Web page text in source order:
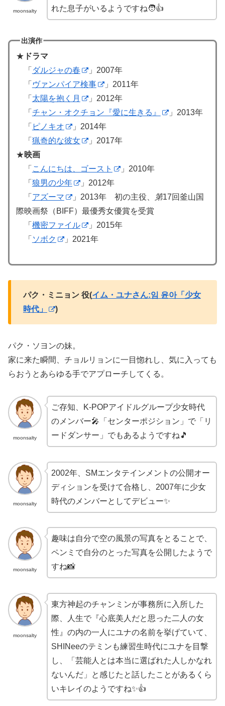
moonsalty れた息子がいるようですね🧑👍
出演作
★ ドラマ
「 ダルジャの春
」2007年
「 ヴァンパイア検事
」2011年
「 太陽を抱く月
」2012年
「 チャン・オクチョン『愛に生きる』
」2013年
「 ピノキオ
」2014年
「 猟奇的な彼女
」2017年
★映画
「 こんにちは、ゴースト
」2010年
「 狼男の少年
」2012年
「 アズーマ 」2013年 初の主役、 第17回釜山国
際映画祭（BIFF）最優秀女優賞を受賞
「 機密ファイル
」2015年
「 ソボク 」2021年
パク・ミニョン 役(イム・ユナさん:임 윤아「少女
時代」
)
パク・ソヨンの妹。
家に来た瞬間、チョルリョンに一目惚れし、気に入っても
らおうとあらゆる手でアプローチしてくる。
moonsalty
ご存知、K-POPアイドルグループ少女時代
のメンバー🎤「センターポジション」で「リ
ードダンサー」でもあるようですね🎵
moonsalty
2002年、SMエンタテインメントの公開オー
ディションを受けて合格し、2007年に少女
時代のメンバーとしてデビュー✨
moonsalty
趣味は自分で空の風景の写真をとることで、
ペンミで自分のとった写真を公開したようで
すね📸
moonsalty
東方神起のチャンミンが事務所に入所した
際、人生で『心底美人だと思った二人の女
性』の内の一人にユナの名前を挙げていて、
SHINeeのテミンも練習生時代にユナを目撃
し、「芸能人とは本当に選ばれた人しかなれ
ないんだ」と感じたと話したことがあるくら
いキレイのようですね✨👍